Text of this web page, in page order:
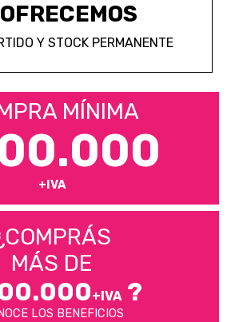
Y STOCK PERMANENTE
MÍNIMA
+IVA
MÁS DE
+IVA?
LOS BENEFICIOS